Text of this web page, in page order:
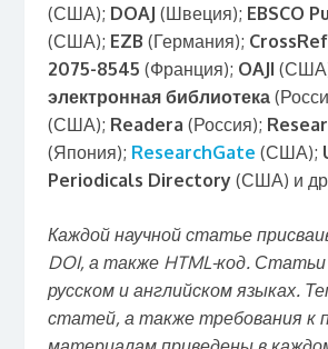
(США); DOAJ (Швеция); EBSCO
(США); EZB (Германия); CrossRef
2075-8545 (Франция); OAJI
электронная библиотека
(США); Readera (Россия);
(Япония); ResearchGate (США);
Periodicals Directory (США) и
Каждой научной статье
DOI, а также HTML-код. Статьи
русском и английском языках.
статей, а также требования к